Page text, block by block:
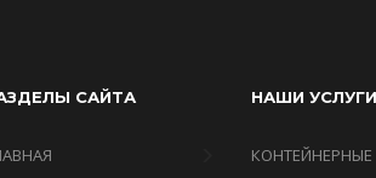
САЙТА НАШИ УСЛУГИ